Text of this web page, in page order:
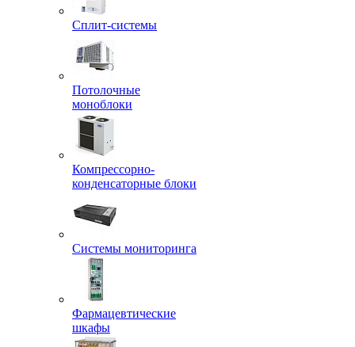
Сплит-системы
Потолочные
моноблоки
Компрессорно-
конденсаторные блоки
Системы мониторинга
Фармацевтические
шкафы